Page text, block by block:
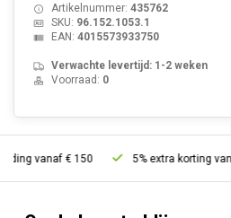
Artikelnummer: 435762
SKU: 96.152.1053.1
EAN: 4015573933750
Verwachte levertijd: 1-2 weken
Voorraad: 0
vanaf € 150 5% extra korting vanaf €